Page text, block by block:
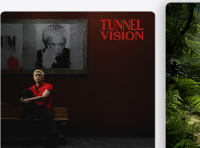
口
中
打
开)